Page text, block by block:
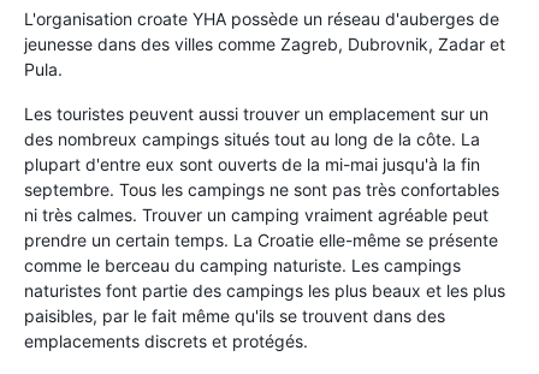
L'organisation croate YHA possède un réseau d'auberges de
jeunesse dans des villes comme Zagreb, Dubrovnik, Zadar et
Pula.
Les touristes peuvent aussi trouver un emplacement sur un
des nombreux campings situés tout au long de la côte. La
plupart d'entre eux sont ouverts de la mi-mai jusqu'à la fin
septembre. Tous les campings ne sont pas très confortables
ni très calmes. Trouver un camping vraiment agréable peut
prendre un certain temps. La Croatie elle-même se présente
comme le berceau du camping naturiste. Les campings
naturistes font partie des campings les plus beaux et les plus
paisibles, par le fait même qu'ils se trouvent dans des
emplacements discrets et protégés.